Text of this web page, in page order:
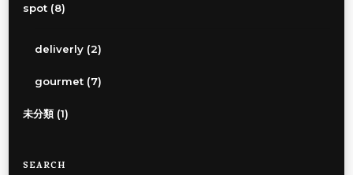
spot (8)
deliverly (2)
gourmet (7)
未分類(1)
SEARCH